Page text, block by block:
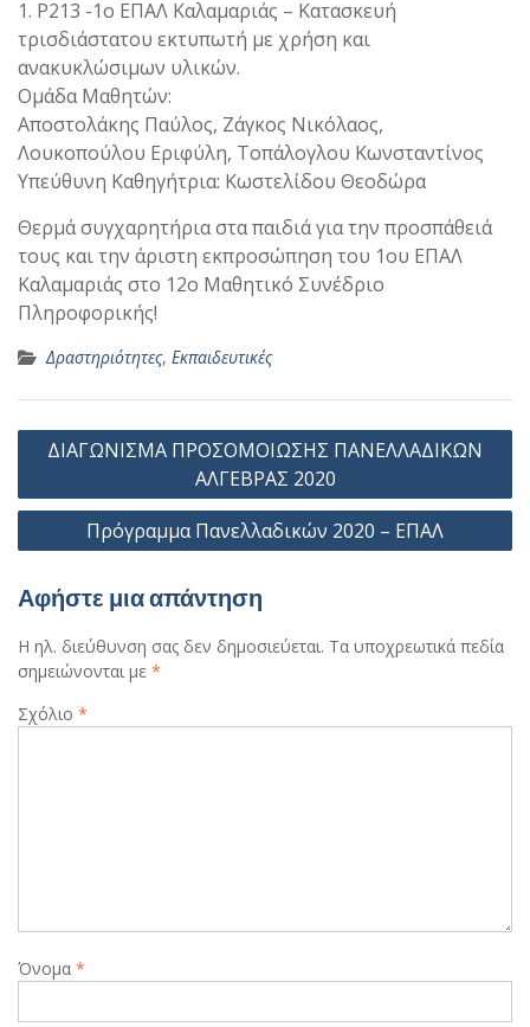
1. P213 -1ο ΕΠΑΛ Καλαμαριάς – Κατασκευή
τρισδιάστατου εκτυπωτή με χρήση και
ανακυκλώσιμων υλικών.
Ομάδα Μαθητών:
Αποστολάκης Παύλος, Ζάγκος Νικόλαος,
Λουκοπούλου Εριφύλη, Τοπάλογλου Κωνσταντίνος
Υπεύθυνη Καθηγήτρια: Κωστελίδου Θεοδώρα
Θερμά συγχαρητήρια στα παιδιά για την προσπάθειά
τους και την άριστη εκπροσώπηση του 1ου ΕΠΑΛ
Καλαμαριάς στο 12ο Μαθητικό Συνέδριο
Πληροφορικής!
Δραστηριότητες, Εκπαιδευτικές
Πλοήγηση
ΔΙΑΓΩΝΙΣΜΑ ΠΡΟΣΟΜΟΙΩΣΗΣ ΠΑΝΕΛΛΑΔΙΚΩΝ
ΑΛΓΕΒΡΑΣ 2020
Πρόγραμμα Πανελλαδικών 2020 – ΕΠΑΛ
Αφήστε μια απάντηση
Η ηλ. διεύθυνση σας δεν δημοσιεύεται. Τα υποχρεωτικά πεδία
σημειώνονται με *
Σχόλιο *
Όνομα *